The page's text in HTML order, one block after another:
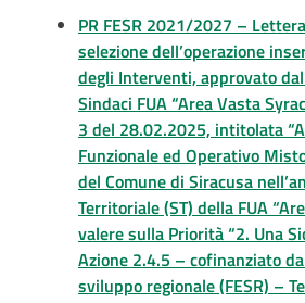
PR FESR 2021/2027 –
selezione dell’operazione
degli Interventi, approvato
Sindaci FUA “Area Vasta
3 del 28.02.2025, intitolata
Funzionale ed Operativo
del Comune di Siracusa
Territoriale (ST) della FUA
valere sulla Priorità “2. Una
Azione 2.4.5 – cofinanziato
sviluppo regionale (FESR) –